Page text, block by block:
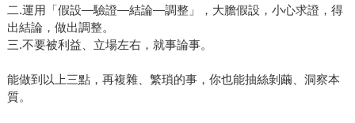
二.運用「假設—驗證—結論—調整」，大膽假設，小心求證，得
出結論，做出調整。
三.不要被利益、立場左右，就事論事。
能做到以上三點，再複雜、繁瑣的事，你也能抽絲剝繭、洞察本
質。